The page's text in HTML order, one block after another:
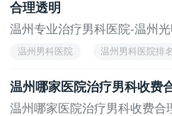
合理透明
温州专业治疗男科医院-温州
温州男科医院 温州男科医院排名
温州哪家医院治疗男科收费
温州哪家医院治疗男科收费合